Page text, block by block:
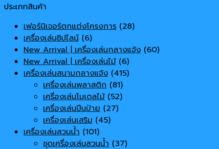
ประเภทสินค้า
เฟอร์นิเจอร์ตกแต่งโครงการ (28)
เครื่องเล่นซิปไลน์ (6)
New Arrival | เครื่องเล่นกลางแจ้ง (60)
New Arrival | เครื่องเล่นไม้ (6)
เครื่องเล่นสนามกลางแจ้ง (415)
เครื่องเล่นพลาสติก (81)
เครื่องเล่นโมเดลไม้ (52)
เครื่องเล่นปีนป่าย (27)
เครื่องเล่นเสริม (45)
เครื่องเล่นสวนน้ำ (101)
ชุดเครื่องเล่นสวนน้ำ (37)